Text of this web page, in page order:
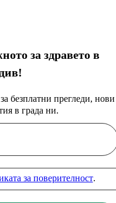
за здравето в
безплатни прегледи, нови
в града ни.
за поверителност.